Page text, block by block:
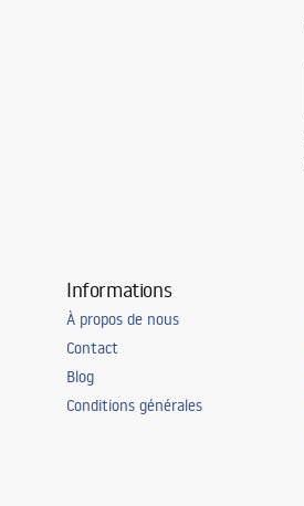
Informations
À propos de nous
Contact
Blog
Conditions générales